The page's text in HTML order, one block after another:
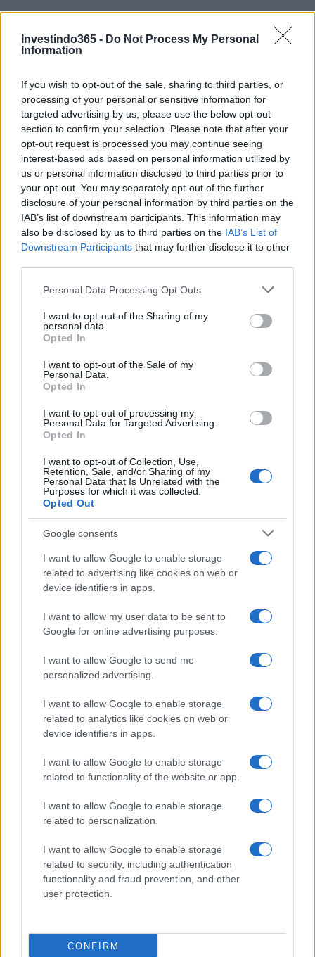
Investindo365 - Do Not Process My Personal
Information
If you wish to opt-out of the sale, sharing to third parties, or
processing of your personal or sensitive information for
targeted advertising by us, please use the below opt-out
section to confirm your selection. Please note that after your
opt-out request is processed you may continue seeing
interest-based ads based on personal information utilized by
us or personal information disclosed to third parties prior to
your opt-out. You may separately opt-out of the further
disclosure of your personal information by third parties on the
IAB’s list of downstream participants. This information may
also be disclosed by us to third parties on the IAB’s List of
Downstream Participants that may further disclose it to other
Please note that this website/app uses one or more Google
not limited to your visit or usage behaviour. You may click to
grant or deny consent to Google and its third-party tags to
use your data for below specified purposes in below Google
consent section.
Personal Data Processing Opt Outs
I want to opt-out of the Sharing of my
personal data.
Opted In
I want to opt-out of the Sale of my
Personal Data.
Opted In
I want to opt-out of processing my
Personal Data for Targeted Advertising.
Opted In
I want to opt-out of Collection, Use,
Retention, Sale, and/or Sharing of my
Personal Data that Is Unrelated with the
Purposes for which it was collected.
Opted Out
Google consents
I want to allow Google to enable storage
related to advertising like cookies on web or
device identifiers in apps.
I want to allow my user data to be sent to
Google for online advertising purposes.
I want to allow Google to send me
personalized advertising.
I want to allow Google to enable storage
related to analytics like cookies on web or
device identifiers in apps.
I want to allow Google to enable storage
related to functionality of the website or app.
I want to allow Google to enable storage
related to personalization.
I want to allow Google to enable storage
related to security, including authentication
functionality and fraud prevention, and other
user protection.
CONFIRM
Continue lendo
MOEDAS CRIPTOGRÁFICAS
Brasil registra aumento expressivo no uso de ativos digitais
com destaque para stablecoins
Bruno Costa · 6 ago 2026
MOEDAS CRIPTOGRÁFICAS
Bitcoin: meio de troca, unidade de conta e reserva de valor
Rafael Oliveira · 6 ago 2026
MOEDAS CRIPTOGRÁFICAS
Como avaliar tokenomics, utilidade e liquidez em jogos play-to-
COTAÇÕES CRYPTO
Nome Preço